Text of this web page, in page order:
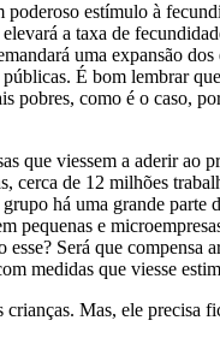
estímulo à
a taxa de
uma expansão
É bom lembrar
pobres, como é o caso,
que viessem a aderir
cerca de 12 milhões
há uma grande
pequenas e
Será que
medidas que viesse
Mas, ele precisa